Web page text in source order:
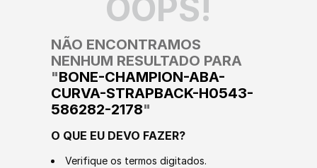
OOPS!
NÃO ENCONTRAMOS
NENHUM RESULTADO PARA
"BONE-CHAMPION-ABA-
CURVA-STRAPBACK-H0543-
586282-2178"
O QUE EU DEVO FAZER?
Verifique os termos digitados.